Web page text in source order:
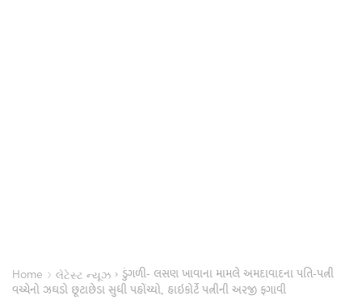
Home › લેટેસ્ટ ન્યૂઝ › ડુંગળી- લસણ ખાવાના મામલે અમદાવાદના પતિ-પત્ની
વચ્ચેનો ઝઘડો છૂટાછેડા સુધી પહોંચ્યો, હાઇકોર્ટે પત્નીની અરજી ફગાવી